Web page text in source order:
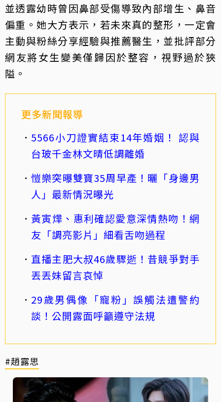
並透露幼時曾因鼻部受傷導致內部增生、鼻音
偏重。她大方表示，若未來真的整形，一定會
主動與粉絲分享經驗與推薦醫生，並批評部分
網友將女生變美僅歸因於整容，視野過於狹
隘。
更多新聞報導
5566小刀證實結束14年婚姻！ 認與
台玻千金林文晴低調離婚
愷樂突曝雙寶35周早產！曬「身邊男
人」最新情況曝光
黃寅燁、惠利確認愛意深情熱吻！網
友「調亮影片」細看舌吻過程
直播主肥大叔46歲驟逝！昔競爭對手
丟丟妹留言哀悼
29歲男偶像「寵粉」誤觸法遭警約
談！公開露面呼籲遵守法規
#趙露思